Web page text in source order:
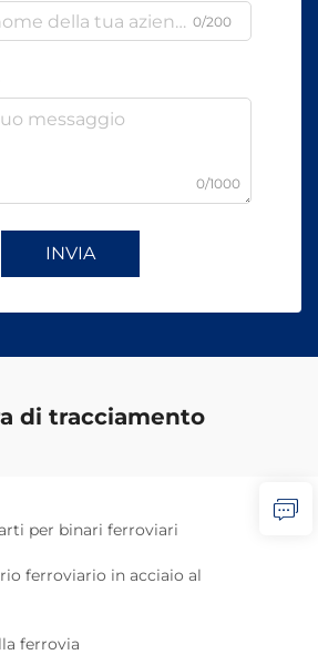
0/200
0/1000
INVIA
di tracciamento
per binari ferroviari
ferroviario in acciaio al
ferrovia